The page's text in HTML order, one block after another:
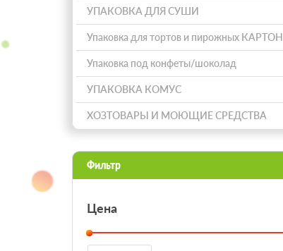
УПАКОВКА ДЛЯ СУШИ
Упаковка для тортов и пирожных КАРТОН
Упаковка под конфеты/шоколад
УПАКОВКА КОМУС
ХОЗТОВАРЫ И МОЮЩИЕ СРЕДСТВА
Фильтр
Цена